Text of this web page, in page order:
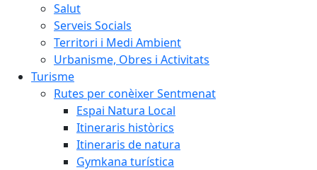
Salut
Serveis Socials
Territori i Medi Ambient
Urbanisme, Obres i Activitats
Turisme
Rutes per conèixer Sentmenat
Espai Natura Local
Itineraris històrics
Itineraris de natura
Gymkana turística